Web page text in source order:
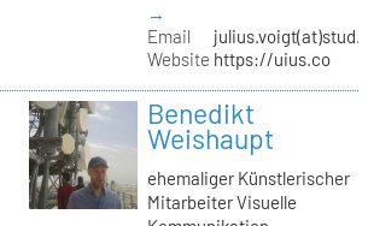
→
Email
Website https://uius.co
Benedikt
Weishaupt
ehemaliger Künstlerischer
Mitarbeiter Visuelle